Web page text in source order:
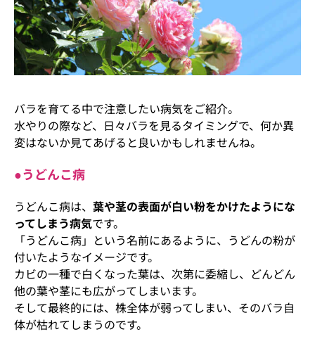
バラを育てる中で注意したい病気をご紹介。
水やりの際など、日々バラを見るタイミングで、何か異
変はないか見てあげると良いかもしれませんね。
●うどんこ病
うどんこ病は、 葉や茎の表面が白い粉をかけたようにな
ってしまう病気です。
「うどんこ病」という名前にあるように、うどんの粉が
付いたようなイメージです。
カビの一種で白くなった葉は、次第に委縮し、どんどん
他の葉や茎にも広がってしまいます。
そして最終的には、株全体が弱ってしまい、そのバラ自
体が枯れてしまうのです。